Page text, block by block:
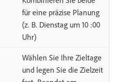
für eine präzise Planung
(z. B. Dienstag um 10 :00
Uhr)
Wählen Sie Ihre Zieltage
und legen Sie die Zielzeit